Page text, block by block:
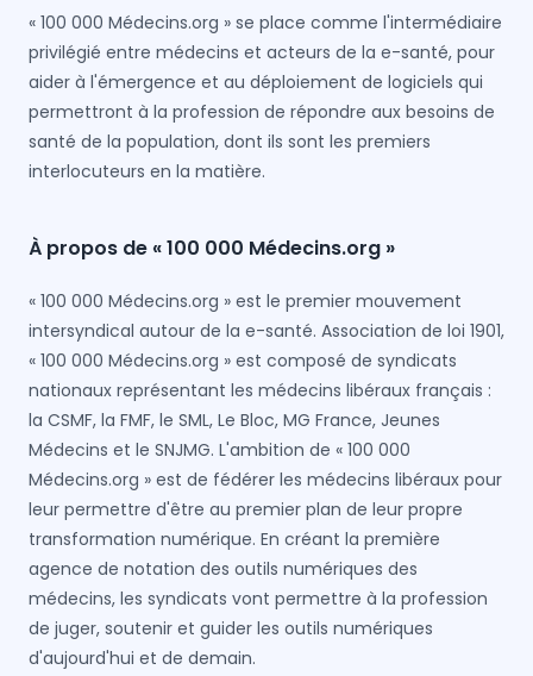
« 100 000 Médecins.org » se place comme l'intermédiaire
privilégié entre médecins et acteurs de la e-santé, pour
aider à l'émergence et au déploiement de logiciels qui
permettront à la profession de répondre aux besoins de
santé de la population, dont ils sont les premiers
interlocuteurs en la matière.
À propos de « 100 000 Médecins.org »
« 100 000 Médecins.org » est le premier mouvement
intersyndical autour de la e-santé. Association de loi 1901,
« 100 000 Médecins.org » est composé de syndicats
nationaux représentant les médecins libéraux français :
la CSMF, la FMF, le SML, Le Bloc, MG France, Jeunes
Médecins et le SNJMG. L'ambition de « 100 000
Médecins.org » est de fédérer les médecins libéraux pour
leur permettre d'être au premier plan de leur propre
transformation numérique. En créant la première
agence de notation des outils numériques des
médecins, les syndicats vont permettre à la profession
de juger, soutenir et guider les outils numériques
d'aujourd'hui et de demain.